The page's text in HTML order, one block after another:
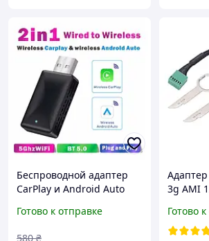
Беспроводной адаптер
CarPlay и Android Auto
Fi/Bluetooth подключение
Готово к отправке
580 ₴
3g AMI
S5+
Готово